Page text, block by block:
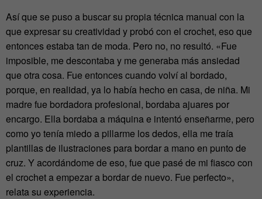
Así que se puso a buscar su propia técnica manual con la
que expresar su creatividad y probó con el crochet, eso que
entonces estaba tan de moda. Pero no, no resultó. «Fue
imposible, me descontaba y me generaba más ansiedad
que otra cosa. Fue entonces cuando volví al bordado,
porque, en realidad, ya lo había hecho en casa, de niña. Mi
madre fue bordadora profesional, bordaba ajuares por
encargo. Ella bordaba a máquina e intentó enseñarme, pero
como yo tenía miedo a pillarme los dedos, ella me traía
plantillas de ilustraciones para bordar a mano en punto de
cruz. Y acordándome de eso, fue que pasé de mi fiasco con
el crochet a empezar a bordar de nuevo. Fue perfecto»,
relata su experiencia.